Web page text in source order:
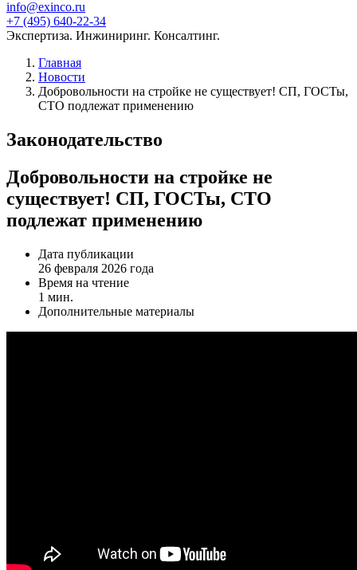
info@exinco.ru
+7 (495) 640-22-34
Экспертиза. Инжиниринг. Консалтинг.
Главная
Новости
Добровольности на стройке не существует! СП, ГОСТы,
СТО подлежат применению
Законодательство
Добровольности на стройке не
существует! СП, ГОСТы, СТО
подлежат применению
Дата публикации
26 февраля 2026 года
Время на чтение
1 мин.
Дополнительные материалы